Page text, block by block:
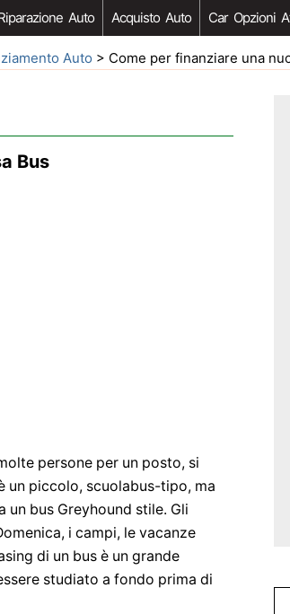
Auto Acquisto Auto Car Opzioni
Auto > Come per finanziare una
Bus
persone per un posto, si
un piccolo, scuolabus-tipo, ma
un bus Greyhound stile. Gli
i campi, le vacanze
di un bus è un grande
studiato a fondo prima di